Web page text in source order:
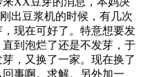
出豆浆机的时候，有几次
现在可好了。特意想要发
到泡烂了还是不发芽，于
，又换了一家。现在换了
事啊。求解。另外加一